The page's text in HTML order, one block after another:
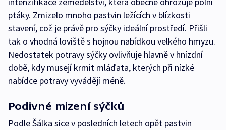
ptáky. Zmizelo mnoho pastvin ležících v blízkosti
stavení, což je právě pro sýčky ideální prostředí. Přišli
tak o vhodná loviště s hojnou nabídkou velkého hmyzu.
Nedostatek potravy sýčky ovlivňuje hlavně v hnízdní
době, kdy musejí krmit mláďata, kterých při nízké
nabídce potravy vyvádějí méně.
Podivné mizení sýčků
Podle Šálka sice v posledních letech opět pastvin